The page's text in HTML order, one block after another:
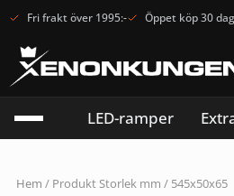
Fri frakt över 1995:- Öppet köp 30
LED-ramper
Hem / Produkt Storlek mm / 545x50x65